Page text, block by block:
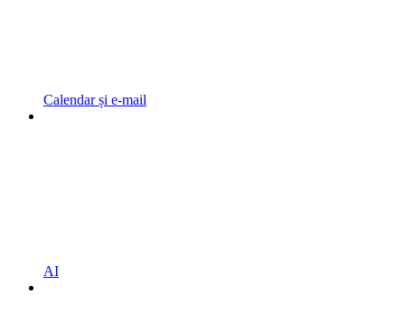
Calendar și e-mail
AI